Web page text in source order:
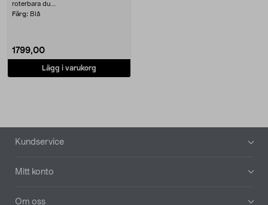
roterbara du....
Färg: Blå
1799,00
Lägg i varukorg
Sidfot
Kundservice
Mitt konto
Om oss